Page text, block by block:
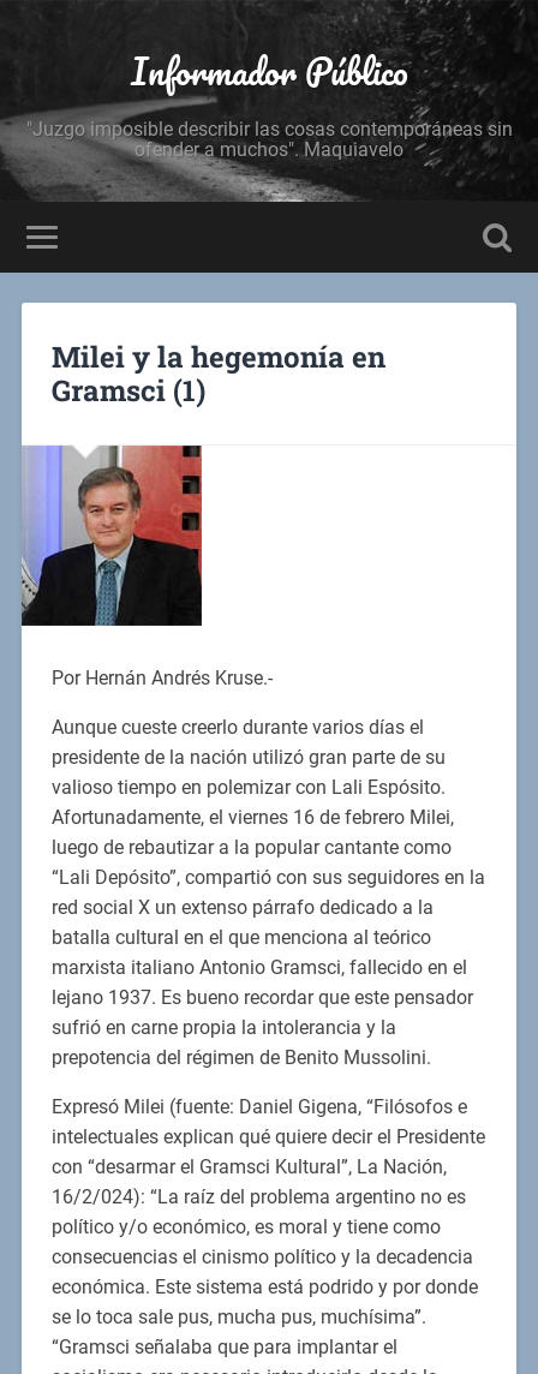
Informador Público
"Juzgo imposible describir las cosas contemporáneas sin
ofender a muchos". Maquiavelo
Milei y la hegemonía en
Gramsci (1)
Por Hernán Andrés Kruse.-
Aunque cueste creerlo durante varios días el
presidente de la nación utilizó gran parte de su
valioso tiempo en polemizar con Lali Espósito.
Afortunadamente, el viernes 16 de febrero Milei,
luego de rebautizar a la popular cantante como
“Lali Depósito”, compartió con sus seguidores en la
red social X un extenso párrafo dedicado a la
batalla cultural en el que menciona al teórico
marxista italiano Antonio Gramsci, fallecido en el
lejano 1937. Es bueno recordar que este pensador
sufrió en carne propia la intolerancia y la
prepotencia del régimen de Benito Mussolini.
Expresó Milei (fuente: Daniel Gigena, “Filósofos e
intelectuales explican qué quiere decir el Presidente
con “desarmar el Gramsci Kultural”, La Nación,
16/2/024): “La raíz del problema argentino no es
político y/o económico, es moral y tiene como
consecuencias el cinismo político y la decadencia
económica. Este sistema está podrido y por donde
se lo toca sale pus, mucha pus, muchísima”.
“Gramsci señalaba que para implantar el